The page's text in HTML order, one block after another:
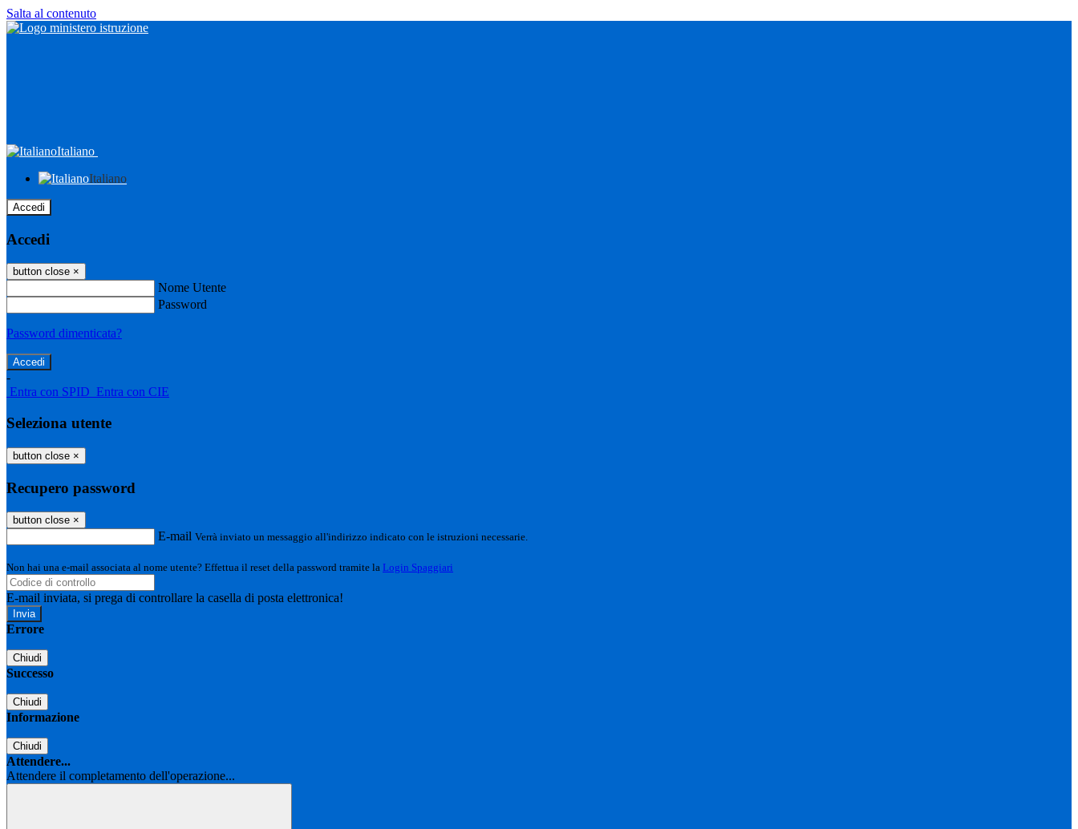
Salta al contenuto
Italiano
Italiano
Accedi
Accedi
button close ×
Nome Utente
Password
Password dimenticata?
-
Entra con SPID Entra con CIE
Seleziona utente
button close ×
Recupero password
button close ×
E-mail Verrà inviato un messaggio all'indirizzo indicato con le istruzioni necessarie.
Non hai una e-mail associata al nome utente? Effettua il reset della password tramite la Login Spaggiari
E-mail inviata, si prega di controllare la casella di posta elettronica!
Errore
Chiudi
Successo
Chiudi
Informazione
Chiudi
Attendere...
Attendere il completamento dell'operazione...